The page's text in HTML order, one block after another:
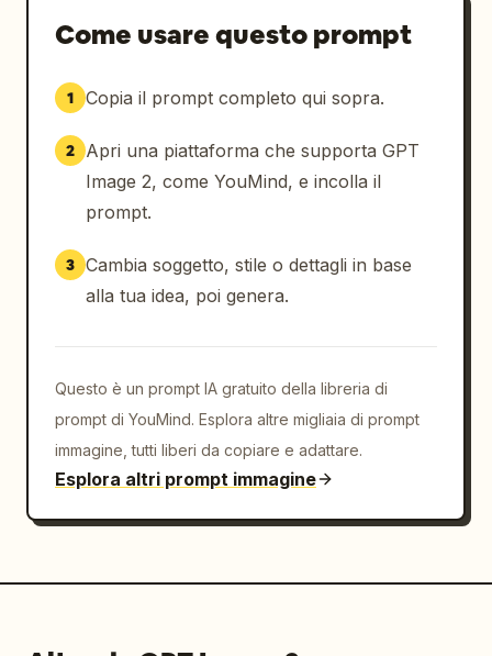
Come usare questo prompt
1 Copia il prompt completo qui sopra.
2
Apri una piattaforma che supporta GPT
Image 2, come YouMind, e incolla il
prompt.
3 Cambia soggetto, stile o dettagli in base
alla tua idea, poi genera.
Questo è un prompt IA gratuito della libreria di
prompt di YouMind. Esplora altre migliaia di prompt
immagine, tutti liberi da copiare e adattare.
Esplora altri prompt immagine